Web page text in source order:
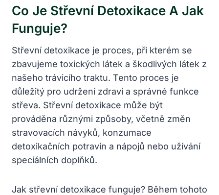
Co Je Střevní Detoxikace A Jak
Funguje?
Střevní detoxikace je proces, při kterém se
zbavujeme toxických látek a škodlivých látek z
našeho trávicího traktu. Tento proces je
důležitý pro udržení zdraví a správné funkce
střeva. Střevní detoxikace může být
prováděna různými způsoby, včetně změn
stravovacích návyků, konzumace
detoxikačních potravin a nápojů nebo užívání
speciálních doplňků.
Jak střevní detoxikace funguje? Během tohoto